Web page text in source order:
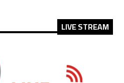
LIVE STREAM